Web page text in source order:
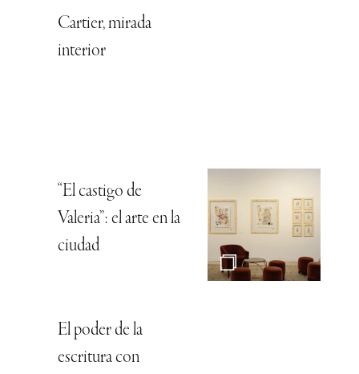
Cartier, mirada
interior
“El castigo de
Valeria”: el arte en la
ciudad
El poder de la
escritura con